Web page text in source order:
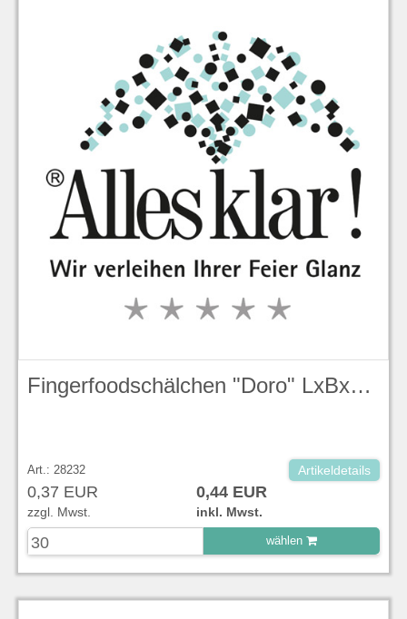
Fingerfoodschälchen "Doro" LxBxH 9x9x2 cm
Art.: 28232 Artikeldetails
0,37 EUR 0,44 EUR
zzgl. Mwst. inkl. Mwst.
wählen
zu Warenkorb hinzugefügt.